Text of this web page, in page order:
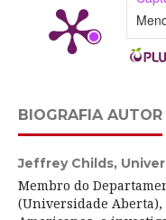
BIOGRAFIA AUTOR
Jeffrey Childs,
Membro do
(Universidade Aberta),